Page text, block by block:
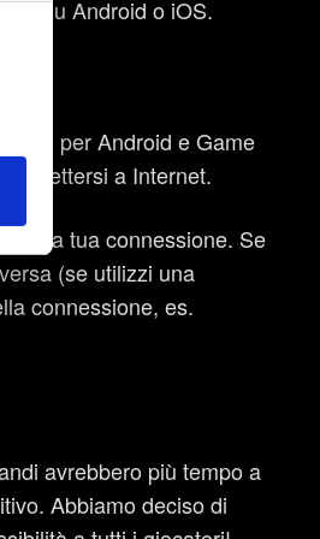
su Android o iOS.
per Android e Game
a Internet.
della tua connessione. Se
(se utilizzi una
connessione, es.
avrebbero più tempo a
Abbiamo deciso di